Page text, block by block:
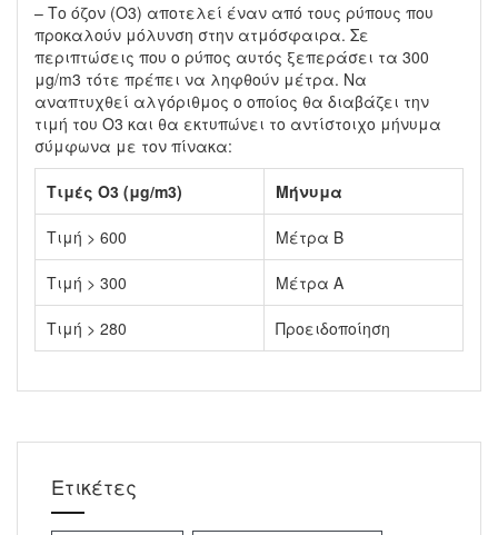
– Το όζον (Ο3) αποτελεί έναν από τους ρύπους που
προκαλούν μόλυνση στην ατμόσφαιρα. Σε
περιπτώσεις που ο ρύπος αυτός ξεπεράσει τα 300
μg/m3 τότε πρέπει να ληφθούν μέτρα. Να
αναπτυχθεί αλγόριθμος ο οποίος θα διαβάζει την
τιμή του Ο3 και θα εκτυπώνει το αντίστοιχο μήνυμα
σύμφωνα με τον πίνακα:
Τιμές Ο3 (μg/m3) Μήνυμα
Τιμή > 600 Μέτρα Β
Τιμή > 300 Μέτρα Α
Τιμή > 280 Προειδοποίηση
Ετικέτες